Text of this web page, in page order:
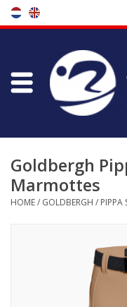
Winkel
Bootfitting
Onderhoud
Goldbergh
Marmottes
HOME/ GOLDBERGH / PIPPA